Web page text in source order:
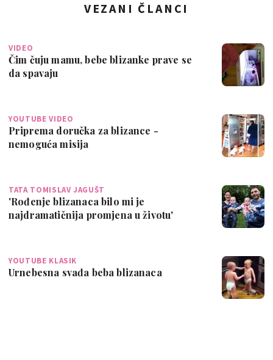
VEZANI ČLANCI
VIDEO
Čim čuju mamu, bebe blizanke prave se
da spavaju
YOUTUBE VIDEO
Priprema doručka za blizance -
nemoguća misija
TATA TOMISLAV JAGUŠT
'Rođenje blizanaca bilo mi je
najdramatičnija promjena u životu'
YOUTUBE KLASIK
Urnebesna svađa beba blizanaca